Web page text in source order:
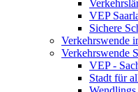
VEP
Sichere
Verkehrswende
Verkehrswende
VEP -
Stadt für